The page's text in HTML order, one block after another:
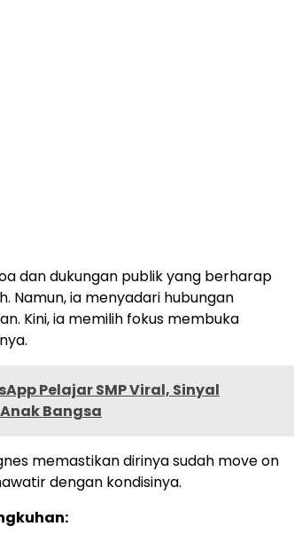
dan dukungan publik yang berharap
Namun, ia menyadari hubungan
Kini, ia memilih fokus membuka
Pelajar SMP Viral, Sinyal
Bangsa
memastikan dirinya sudah move on
dengan kondisinya.